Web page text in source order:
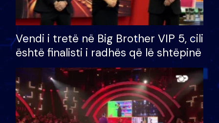
Vendi i tretë në Big Brother VIP 5, cili
është finalisti i radhës që lë shtëpinë